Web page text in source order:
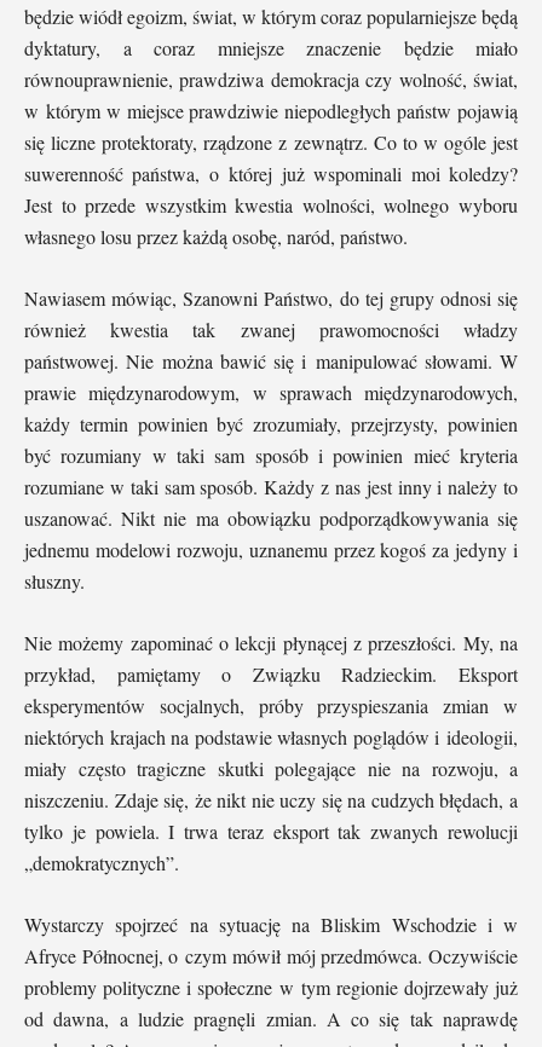
będzie wiódł egoizm, świat, w którym coraz popularniejsze będą
dyktatury, a coraz mniejsze znaczenie będzie miało
równouprawnienie, prawdziwa demokracja czy wolność, świat,
w którym w miejsce prawdziwie niepodległych państw pojawią
się liczne protektoraty, rządzone z zewnątrz. Co to w ogóle jest
suwerenność państwa, o której już wspominali moi koledzy?
Jest to przede wszystkim kwestia wolności, wolnego wyboru
własnego losu przez każdą osobę, naród, państwo.
Nawiasem mówiąc, Szanowni Państwo, do tej grupy odnosi się
również kwestia tak zwanej prawomocności władzy
państwowej. Nie można bawić się i manipulować słowami. W
prawie międzynarodowym, w sprawach międzynarodowych,
każdy termin powinien być zrozumiały, przejrzysty, powinien
być rozumiany w taki sam sposób i powinien mieć kryteria
rozumiane w taki sam sposób. Każdy z nas jest inny i należy to
uszanować. Nikt nie ma obowiązku podporządkowywania się
jednemu modelowi rozwoju, uznanemu przez kogoś za jedyny i
słuszny.
Nie możemy zapominać o lekcji płynącej z przeszłości. My, na
przykład, pamiętamy o Związku Radzieckim. Eksport
eksperymentów socjalnych, próby przyspieszania zmian w
niektórych krajach na podstawie własnych poglądów i ideologii,
miały często tragiczne skutki polegające nie na rozwoju, a
niszczeniu. Zdaje się, że nikt nie uczy się na cudzych błędach, a
tylko je powiela. I trwa teraz eksport tak zwanych rewolucji
„demokratycznych”.
Wystarczy spojrzeć na sytuację na Bliskim Wschodzie i w
Afryce Północnej, o czym mówił mój przedmówca. Oczywiście
problemy polityczne i społeczne w tym regionie dojrzewały już
od dawna, a ludzie pragnęli zmian. A co się tak naprawdę